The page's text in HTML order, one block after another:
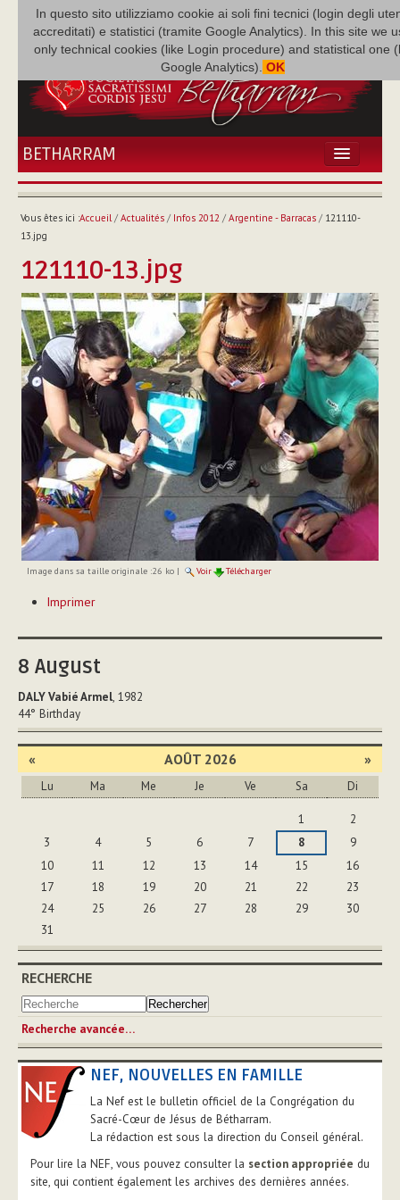
In questo sito utilizziamo cookie ai soli fini tecnici (login degli
accreditati) e statistici (tramite Google Analytics). In this site we
only technical cookies (like Login procedure) and statistical one
Google Analytics). OK
BETHARRAM
ACCUEIL
BÉTHARRAM
MISSION
NEF
MULTIMÉDIA
P. AUGUSTE ETCHÉCOPAR
Vous êtes ici :Accueil/ Actualités/ Infos 2012 / Argentine - Barracas/ 121110-
13.jpg
121110-13.jpg
Image dans sa taille originale :26 ko| Voir Télécharger
sur
document
Imprimer
8 August
DALY Vabié Armel, 1982
44° Birthday
« AOÛT 2026 »
Lu Ma Me Je Ve Sa Di
1
2
3
4 5 6 7 8
9
10
11 12 13 14 15
16
17
18 19 20 21 22
23
24
25 26 27 28 29
30
31
RECHERCHE
Recherche avancée…
NEF, NOUVELLES EN FAMILLE
La Nef est le bulletin officiel de la Congrégation du
Sacré-Cœur de Jésus de Bétharram.
La rédaction est sous la direction du Conseil général.
Pour lire la NEF, vous pouvez consulter la section appropriée du
site, qui contient également les archives des dernières années.